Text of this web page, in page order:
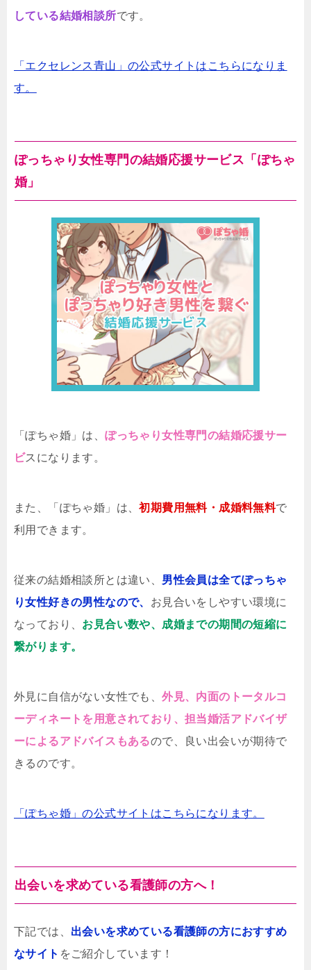
している結婚相談所です。
「エクセレンス青山」の公式サイトはこちらになりま
す。
ぽっちゃり女性専門の結婚応援サービス「ぽちゃ
婚」
「ぽちゃ婚」は、ぽっちゃり女性専門の結婚応援サー
ビスになります。
また、「ぽちゃ婚」は、初期費用無料・成婚料無料で
利用できます。
従来の結婚相談所とは違い、 男性会員は全てぽっちゃ
り女性好きの男性なので、 お見合いをしやすい環境に
なっており、 お見合い数や、成婚までの期間の短縮に
繋がります。
外見に自信がない女性でも、外見、内面のトータルコ
ーディネートを用意されており、担当婚活アドバイザ
ーによるアドバイスもあるので、良い出会いが期待で
きるのです。
「ぽちゃ婚」の公式サイトはこちらになります。
出会いを求めている看護師の方へ！
下記では、 出会いを求めている看護師の方におすすめ
なサイト をご紹介しています！